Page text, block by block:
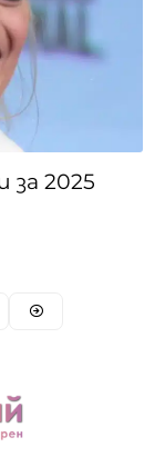
за 2025